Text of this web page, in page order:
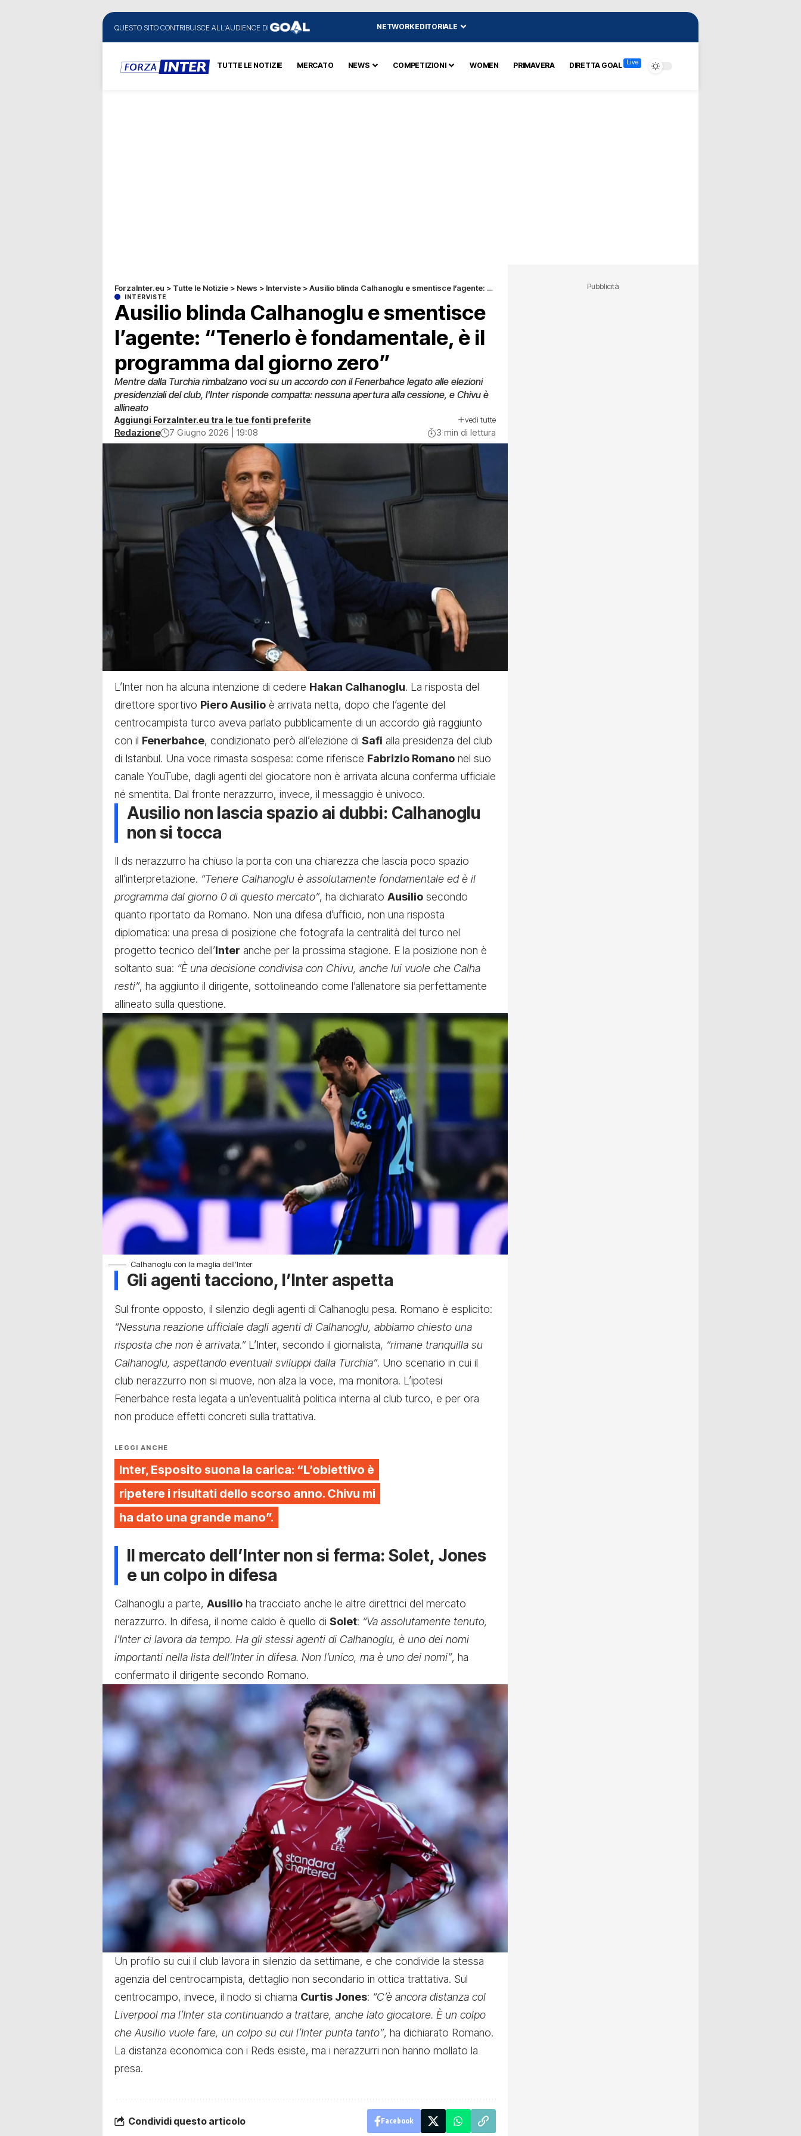
QUESTO SITO CONTRIBUISCE ALL'AUDIENCE DI NETWORK EDITORIALE
TUTTE LE NOTIZIE MERCATO NEWS COMPETIZIONI WOMEN PRIMAVERA DIRETTA GOAL Live
ForzaInter.eu > Tutte le Notizie > News > Interviste >Ausilio blinda Calhanoglu e smentisce l’agente: “Tenerlo è fondamentale, è il programma dal giorno zero”
INTERVISTE
Ausilio blinda Calhanoglu e smentisce
l’agente: “Tenerlo è fondamentale, è il
programma dal giorno zero”
Mentre dalla Turchia rimbalzano voci su un accordo con il Fenerbahce legato alle elezioni
presidenziali del club, l'Inter risponde compatta: nessuna apertura alla cessione, e Chivu è
allineato
Aggiungi ForzaInter.eu tra le tue fonti preferite vedi tutte
Redazione 7 Giugno 2026 | 19:08 3 min di lettura
L’Inter non ha alcuna intenzione di cedere Hakan Calhanoglu. La risposta del
direttore sportivo Piero Ausilio è arrivata netta, dopo che l’agente del
centrocampista turco aveva parlato pubblicamente di un accordo già raggiunto
con il Fenerbahce, condizionato però all’elezione di Safi alla presidenza del club
di Istanbul. Una voce rimasta sospesa: come riferisce Fabrizio Romano nel suo
canale YouTube, dagli agenti del giocatore non è arrivata alcuna conferma ufficiale
né smentita. Dal fronte nerazzurro, invece, il messaggio è univoco.
Ausilio non lascia spazio ai dubbi: Calhanoglu
non si tocca
Il ds nerazzurro ha chiuso la porta con una chiarezza che lascia poco spazio
all’interpretazione. “Tenere Calhanoglu è assolutamente fondamentale ed è il
programma dal giorno 0 di questo mercato”, ha dichiarato Ausilio secondo
quanto riportato da Romano. Non una difesa d’ufficio, non una risposta
diplomatica: una presa di posizione che fotografa la centralità del turco nel
progetto tecnico dell’Inter anche per la prossima stagione. E la posizione non è
soltanto sua: “È una decisione condivisa con Chivu, anche lui vuole che Calha
resti”, ha aggiunto il dirigente, sottolineando come l’allenatore sia perfettamente
allineato sulla questione.
Calhanoglu con la maglia dell’Inter
Gli agenti tacciono, l’Inter aspetta
Sul fronte opposto, il silenzio degli agenti di Calhanoglu pesa. Romano è esplicito:
“Nessuna reazione ufficiale dagli agenti di Calhanoglu, abbiamo chiesto una
risposta che non è arrivata.”L’Inter, secondo il giornalista, “rimane tranquilla su
Calhanoglu, aspettando eventuali sviluppi dalla Turchia”. Uno scenario in cui il
club nerazzurro non si muove, non alza la voce, ma monitora. L’ipotesi
Fenerbahce resta legata a un’eventualità politica interna al club turco, e per ora
non produce effetti concreti sulla trattativa.
LEGGI ANCHE
Inter, Esposito suona la carica: “L’obiettivo è
ripetere i risultati dello scorso anno. Chivu mi
ha dato una grande mano”.
Il mercato dell’Inter non si ferma: Solet, Jones
e un colpo in difesa
Calhanoglu a parte, Ausilio ha tracciato anche le altre direttrici del mercato
nerazzurro. In difesa, il nome caldo è quello di Solet: “Va assolutamente tenuto,
l’Inter ci lavora da tempo. Ha gli stessi agenti di Calhanoglu, è uno dei nomi
importanti nella lista dell’Inter in difesa. Non l’unico, ma è uno dei nomi”, ha
confermato il dirigente secondo Romano.
Un profilo su cui il club lavora in silenzio da settimane, e che condivide la stessa
agenzia del centrocampista, dettaglio non secondario in ottica trattativa. Sul
centrocampo, invece, il nodo si chiama Curtis Jones: “C’è ancora distanza col
Liverpool ma l’Inter sta continuando a trattare, anche lato giocatore. È un colpo
che Ausilio vuole fare, un colpo su cui l’Inter punta tanto”, ha dichiarato Romano.
La distanza economica con i Reds esiste, ma i nerazzurri non hanno mollato la
presa.
Condividi questo articolo Facebook
Pubblicità